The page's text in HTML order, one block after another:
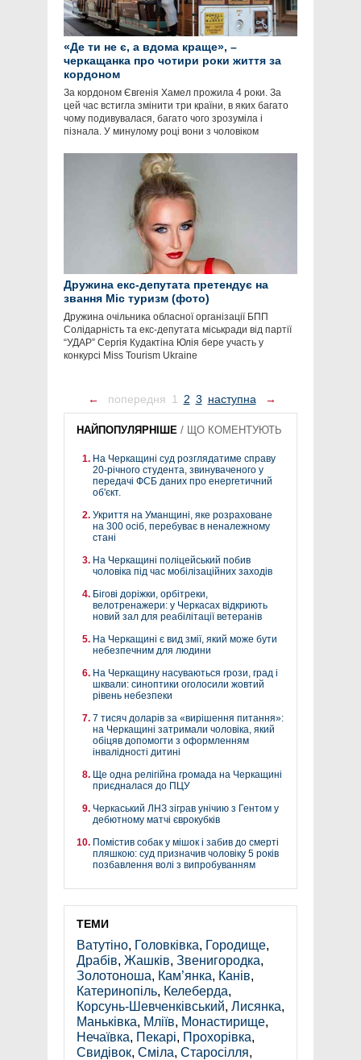
«Де ти не є, а вдома краще», –
черкащанка про чотири роки життя за
кордоном
За кордоном Євгенія Хамел прожила 4 роки. За
цей час встигла змінити три країни, в яких багато
чому подивувалася, багато чого зрозуміла і
пізнала. У минулому році вони з чоловіком
Дружина екс-депутата претендує на
звання Міс туризм (фото)
Дружина очільника обласної організації БПП
Солідарність та екс-депутата міськради від партії
“УДАР” Сергія Кудактіна Юлія бере участь у
конкурсі Miss Tourism Ukraine
← попередня 1 2 3 наступна →
НАЙПОПУЛЯРНІШЕ / ЩО КОМЕНТУЮТЬ
На Черкащині суд розглядатиме справу
20-річного студента, звинуваченого у
передачі ФСБ даних про енергетичний
об'єкт.
Укриття на Уманщині, яке розраховане
на 300 осіб, перебуває в неналежному
стані
На Черкащині поліцейський побив
чоловіка під час мобілізаційних заходів
Бігові доріжки, орбітреки,
велотренажери: у Черкасах відкриють
новий зал для реабілітації ветеранів
На Черкащині є вид змії, який може бути
небезпечним для людини
На Черкащину насуваються грози, град і
шквали: синоптики оголосили жовтий
рівень небезпеки
7 тисяч доларів за «вирішення питання»:
на Черкащині затримали чоловіка, який
обіцяв допомогти з оформленням
інвалідності дитині
Ще одна релігійна громада на Черкащині
приєдналася до ПЦУ
Черкаський ЛНЗ зіграв унічию з Гентом у
дебютному матчі єврокубків
Помістив собак у мішок і забив до смерті
пляшкою: суд призначив чоловіку 5 років
позбавлення волі з випробуванням
ТЕМИ
Ватутіно, Головківка, Городище,
Драбів, Жашків, Звенигородка,
Золотоноша, Кам’янка, Канів,
Катеринопіль, Келеберда,
Корсунь-Шевченківський, Лисянка,
Маньківка, Мліїв, Монастирище,
Нечаївка, Пекарі, Прохорівка,
Свидівок, Сміла, Старосілля,